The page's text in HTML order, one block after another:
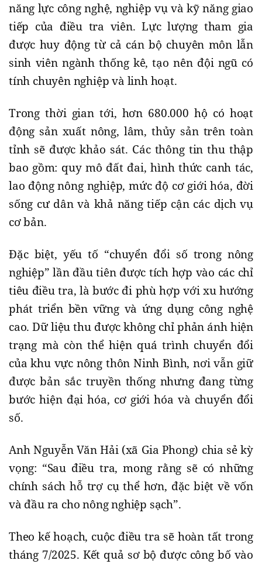
năng lực công nghệ, nghiệp vụ và kỹ năng giao
tiếp của điều tra viên. Lực lượng tham gia
được huy động từ cả cán bộ chuyên môn lẫn
sinh viên ngành thống kê, tạo nên đội ngũ có
tính chuyên nghiệp và linh hoạt.
Trong thời gian tới, hơn 680.000 hộ có hoạt
động sản xuất nông, lâm, thủy sản trên toàn
tỉnh sẽ được khảo sát. Các thông tin thu thập
bao gồm: quy mô đất đai, hình thức canh tác,
lao động nông nghiệp, mức độ cơ giới hóa, đời
sống cư dân và khả năng tiếp cận các dịch vụ
cơ bản.
Đặc biệt, yếu tố “chuyển đổi số trong nông
nghiệp” lần đầu tiên được tích hợp vào các chỉ
tiêu điều tra, là bước đi phù hợp với xu hướng
phát triển bền vững và ứng dụng công nghệ
cao. Dữ liệu thu được không chỉ phản ánh hiện
trạng mà còn thể hiện quá trình chuyển đổi
của khu vực nông thôn Ninh Bình, nơi vẫn giữ
được bản sắc truyền thống nhưng đang từng
bước hiện đại hóa, cơ giới hóa và chuyển đổi
số.
Anh Nguyễn Văn Hải (xã Gia Phong) chia sẻ kỳ
vọng: “Sau điều tra, mong rằng sẽ có những
chính sách hỗ trợ cụ thể hơn, đặc biệt về vốn
và đầu ra cho nông nghiệp sạch”.
Theo kế hoạch, cuộc điều tra sẽ hoàn tất trong
tháng 7/2025. Kết quả sơ bộ được công bố vào